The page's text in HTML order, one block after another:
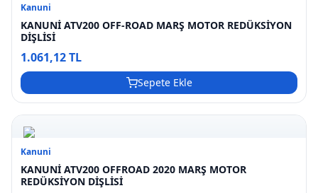
Kanuni
KANUNİ ATV200 OFF-ROAD MARŞ MOTOR REDÜKSİYON
DİŞLİSİ
1.061,12 TL
Sepete Ekle
Kanuni
KANUNİ ATV200 OFFROAD 2020 MARŞ MOTOR
REDÜKSİYON DİŞLİSİ